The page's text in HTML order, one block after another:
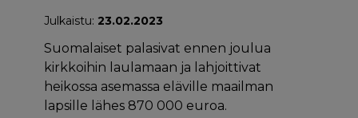
Julkaistu: 23.02.2023
Suomalaiset palasivat ennen joulua
kirkkoihin laulamaan ja lahjoittivat
heikossa asemassa eläville maailman
lapsille lähes 870 000 euroa.